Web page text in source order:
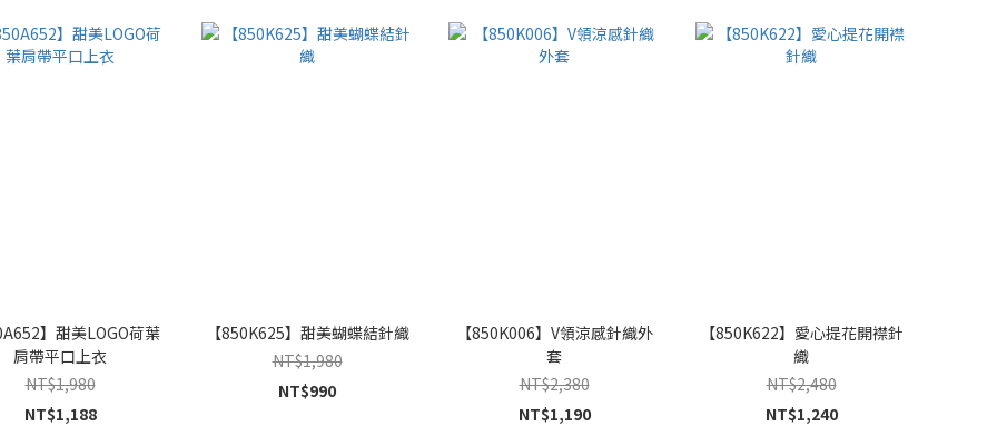
】甜美LOGO荷葉
肩帶平口上衣
NT$1,980
NT$1,188
【850K625】甜美蝴蝶結針織
NT$1,980
NT$990
【850K006】V領涼感針織外
套
NT$2,380
NT$1,190
【850K622】愛心提花開襟針
織
NT$2,480
NT$1,240